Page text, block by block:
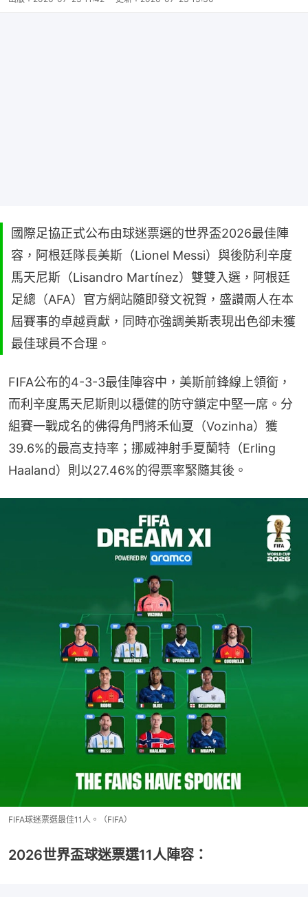
國際足協正式公布由球迷票選的世界盃2026最佳陣
容，阿根廷隊長美斯（Lionel Messi）與後防利辛度
馬天尼斯（Lisandro Martínez）雙雙入選，阿根廷
足總（AFA）官方網站隨即發文祝賀，盛讚兩人在本
屆賽事的卓越貢獻，同時亦強調美斯表現出色卻未獲
最佳球員不合理。
FIFA公布的4-3-3最佳陣容中，美斯前鋒線上領銜，
而利辛度馬天尼斯則以穩健的防守鎖定中堅一席。分
組賽一戰成名的佛得角門將禾仙夏（Vozinha）獲
39.6%的最高支持率；挪威神射手夏蘭特（Erling
Haaland）則以27.46%的得票率緊隨其後。
FIFA球迷票選最佳11人。（FIFA）
2026世界盃球迷票選11人陣容：